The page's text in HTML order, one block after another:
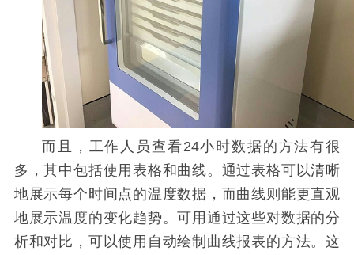
而且，工作人员查看24小时数据的方法有很
多，其中包括使用表格和曲线。通过表格可以清晰
地展示每个时间点的温度数据，而曲线则能更直观
地展示温度的变化趋势。可用通过这些对数据的分
析和对比，可以使用自动绘制曲线报表的方法。这